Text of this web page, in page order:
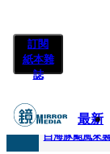
訂閱
紙本雜
誌
最新
快訊
白海豚颱風來